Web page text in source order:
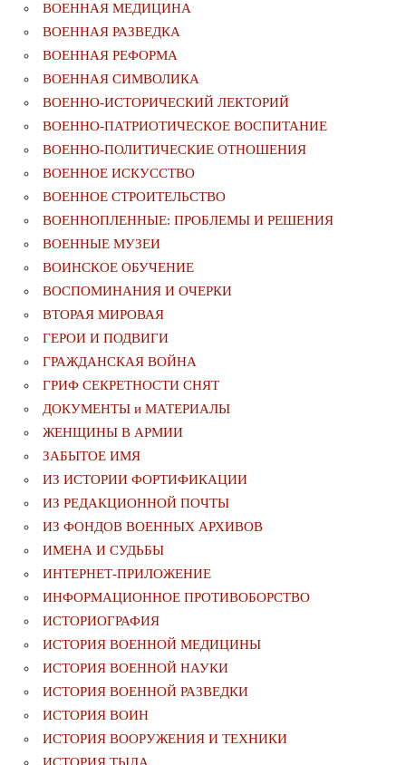
ВОЕННАЯ МЕДИЦИНА
ВОЕННАЯ РАЗВЕДКА
ВОЕННАЯ РЕФОРМА
ВОЕННАЯ СИМВОЛИКА
ВОЕННО-ИСТОРИЧЕСКИЙ ЛЕКТОРИЙ
ВОЕННО-ПАТРИОТИЧЕСКОЕ ВОСПИТАНИЕ
ВОЕННО-ПОЛИТИЧЕСКИE ОТНОШЕНИЯ
ВОЕННОЕ ИСКУССТВО
ВОЕННОЕ СТРОИТЕЛЬСТВО
ВОЕННОПЛЕННЫЕ: ПРОБЛЕМЫ И РЕШЕНИЯ
ВОЕННЫЕ МУЗЕИ
ВОИНСКОЕ ОБУЧЕНИЕ
ВОСПОМИНАНИЯ И ОЧЕРКИ
ВТОРАЯ МИРОВАЯ
ГЕРОИ И ПОДВИГИ
ГРАЖДАНСКАЯ ВОЙНА
ГРИФ СЕКРЕТНОСТИ СНЯТ
ДОКУМЕНТЫ и МАТЕРИАЛЫ
ЖЕНЩИНЫ В АРМИИ
ЗАБЫТОЕ ИМЯ
ИЗ ИСТОРИИ ФОРТИФИКАЦИИ
ИЗ РЕДАКЦИОННОЙ ПОЧТЫ
ИЗ ФОНДОВ ВОЕННЫХ АРХИВОВ
ИМЕНА И СУДЬБЫ
ИНТЕРНЕТ-ПРИЛОЖЕНИЕ
ИНФОРМАЦИОННОЕ ПРОТИВОБОРСТВО
ИСТОРИОГРАФИЯ
ИСТОРИЯ ВОЕННОЙ МЕДИЦИНЫ
ИСТОРИЯ ВОЕННОЙ НАУКИ
ИСТОРИЯ ВОЕННОЙ РАЗВЕДКИ
ИСТОРИЯ ВОИН
ИСТОРИЯ ВООРУЖЕНИЯ И ТЕХНИКИ